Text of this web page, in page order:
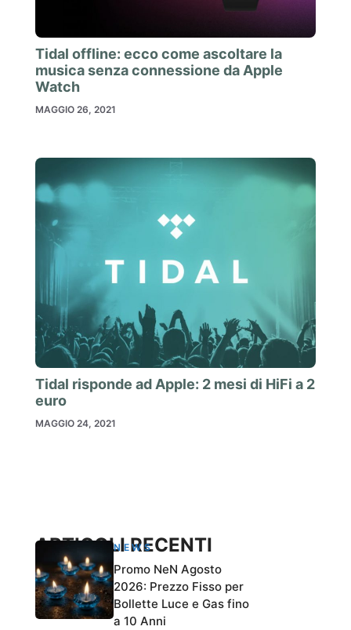
Tidal offline: ecco come ascoltare la
musica senza connessione da Apple
Watch
MAGGIO 26, 2021
Tidal risponde ad Apple: 2 mesi di HiFi a 2
euro
MAGGIO 24, 2021
ARTICOLI RECENTI
NEWS
Promo NeN Agosto
2026: Prezzo Fisso per
Bollette Luce e Gas fino
a 10 Anni